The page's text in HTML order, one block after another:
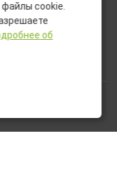
могут включать
не входящие в
cookie.
об